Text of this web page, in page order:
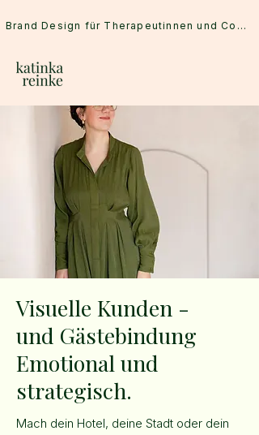
Brand Design für Therapeutinnen und Coaches
Visuelle Kunden -
und Gästebindung
Emotional und
strategisch.
Mach dein Hotel, deine Stadt oder dein